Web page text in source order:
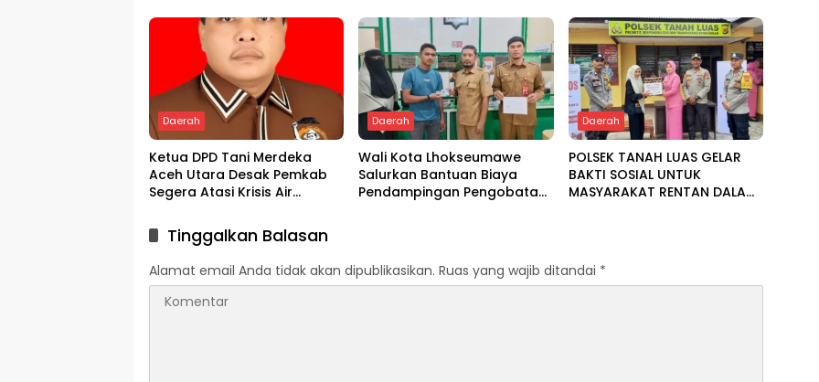
Bagian
Daerah
Ketua DPD Tani Merdeka
Aceh Utara Desak Pemkab
Segera Atasi Krisis Air
Daerah
Wali Kota Lhokseumawe
Salurkan Bantuan Biaya
Pendampingan Pengobatan
Daerah
POLSEK TANAH LUAS GELAR
BAKTI SOSIAL UNTUK
MASYARAKAT RENTAN DALAM
Tinggalkan Balasan
Alamat email Anda tidak akan dipublikasikan. Ruas yang wajib ditandai *